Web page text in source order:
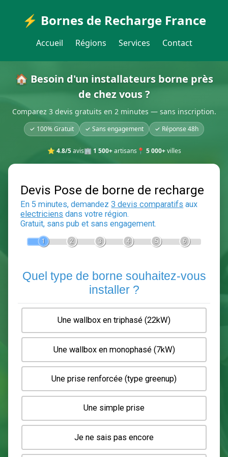
⚡ Bornes de Recharge France
Accueil Régions Services Contact
🏠 Besoin d'un installateurs borne près
de chez vous ?
Comparez 3 devis gratuits en 2 minutes — sans inscription.
✓ 100% Gratuit ✓ Sans engagement ✓ Réponse 48h
⭐ 4.8/5avis🏢 1 500+artisans 📍 5 000+villes
Devis Pose de borne de
En 5 minutes, demandez3 devis comparatifs
Gratuit, sans pub et sans engagement.
2 3 6
Quel type de borne souhaitez-
installer ?
Une wallbox en triphasé (22kW)
Une wallbox en monophasé (7kW)